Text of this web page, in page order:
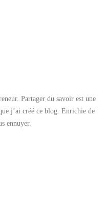
Partager du savoir est une
j’ai créé ce blog. Enrichie de
ennuyer.